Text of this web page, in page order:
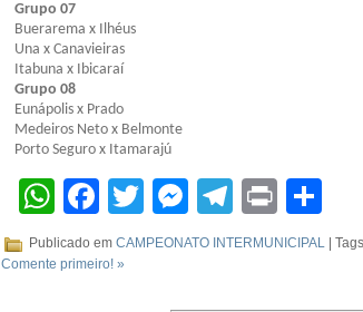
Grupo 07
Buerarema x Ilhéus
Una x Canavieiras
Itabuna x Ibicaraí
Grupo 08
Eunápolis x Prado
Medeiros Neto x Belmonte
Porto Seguro x Itamarajú
WhatsApp
Facebook
TwitterMessenger
Telegram
Print
Publicado em CAMPEONATO INTERMUNICIPAL |
Comente primeiro! »